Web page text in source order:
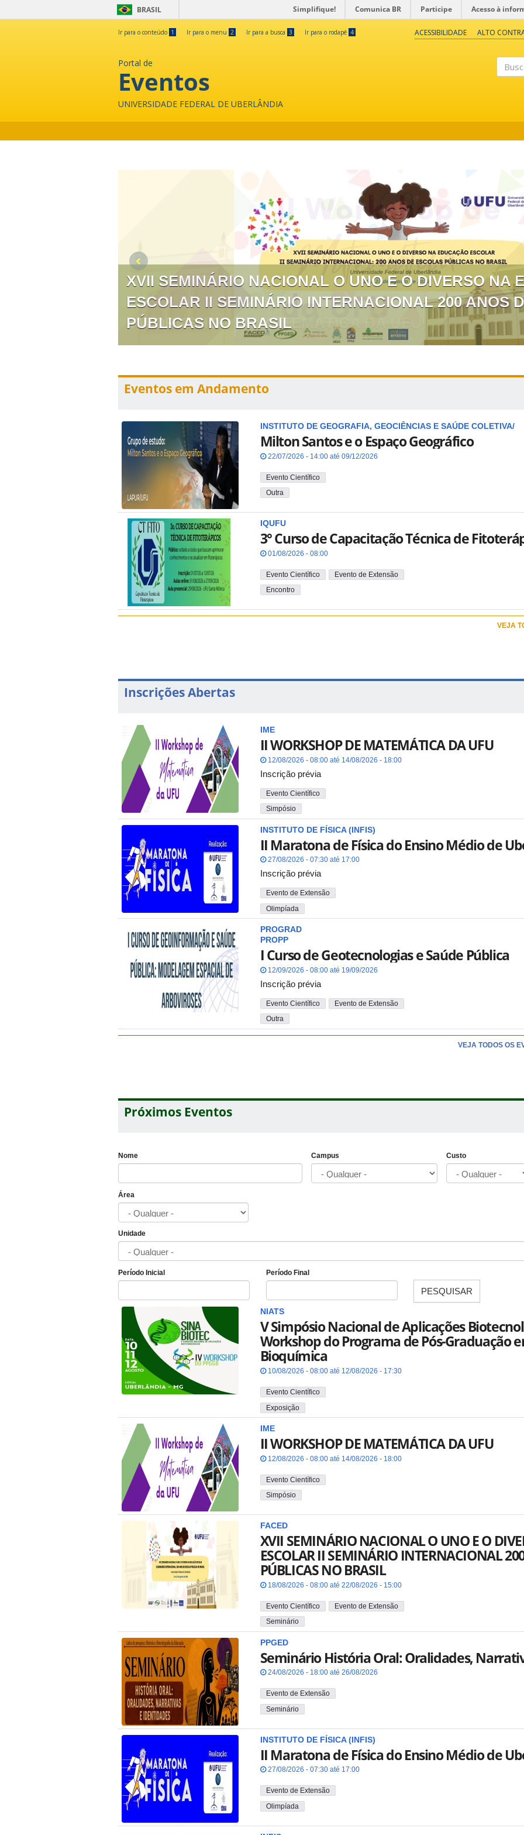
BRASIL Simplifique! Comunica BR Participe Acesso à
Ir para o conteúdo 1 Ir para o menu 2 Ir para a busca 3 Ir para o rodapé 4 ACESSIBILIDADE ALTO
Portal de
Eventos
UNIVERSIDADE FEDERAL DE UBERLÂNDIA
XVII SEMINÁRIO NACIONAL O UNO E O DIVERSO NA
ESCOLAR II SEMINÁRIO INTERNACIONAL 200 ANOS
PÚBLICAS NO BRASIL
Eventos em Andamento
INSTITUTO DE GEOGRAFIA, GEOCIÊNCIAS E SAÚDE COLETIVA/
Milton Santos e o Espaço Geográfico
22/07/2026 - 14:00 até 09/12/2026
Evento Científico
Outra
IQUFU
3° Curso de Capacitação Técnica de
01/08/2026 - 08:00
Evento Científico
Evento de Extensão
Encontro
VEJA
Inscrições Abertas
IME
II WORKSHOP DE MATEMÁTICA DA UFU
12/08/2026 - 08:00 até 14/08/2026 - 18:00
Inscrição prévia
Evento Científico
Simpósio
INSTITUTO DE FÍSICA (INFIS)
II Maratona de Física do Ensino Médio de
27/08/2026 - 07:30 até 17:00
Inscrição prévia
Evento de Extensão
Olimpíada
PROGRAD
PROPP
I Curso de Geotecnologias e Saúde Pública
12/09/2026 - 08:00 até 19/09/2026
Inscrição prévia
Evento Científico
Evento de Extensão
Outra
VEJA TODOS OS
Próximos Eventos
Nome Campus Custo
Área
Unidade
Período Inicial
Data
Período Final
PESQUISAR
NIATS
V Simpósio Nacional de Aplicações
Workshop do Programa de Pós-Graduação
Bioquímica
10/08/2026 - 08:00 até 12/08/2026 - 17:30
Evento Científico
Exposição
IME
II WORKSHOP DE MATEMÁTICA DA UFU
12/08/2026 - 08:00 até 14/08/2026 - 18:00
Evento Científico
Simpósio
FACED
XVII SEMINÁRIO NACIONAL O UNO E O
ESCOLAR II SEMINÁRIO INTERNACIONAL
PÚBLICAS NO BRASIL
18/08/2026 - 08:00 até 22/08/2026 - 15:00
Evento Científico
Evento de Extensão
Seminário
PPGED
Seminário História Oral: Oralidades,
24/08/2026 - 18:00 até 26/08/2026
Evento de Extensão
Seminário
INSTITUTO DE FÍSICA (INFIS)
II Maratona de Física do Ensino Médio de
27/08/2026 - 07:30 até 17:00
Evento de Extensão
Olimpíada